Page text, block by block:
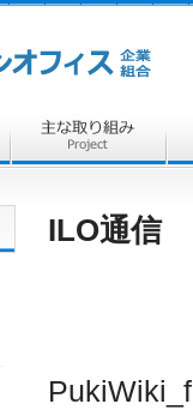
ILO通信